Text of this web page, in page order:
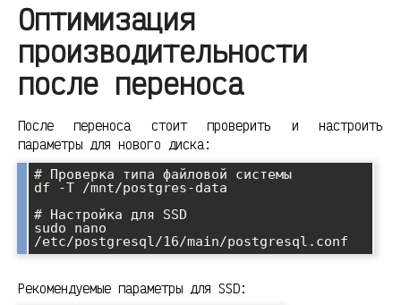
Оптимизация
производительности
после переноса
После переноса стоит проверить и настроить
параметры для нового диска:
# Проверка типа файловой системы
df -T /mnt/postgres-data
# Настройка для SSD
sudo nano
Рекомендуемые параметры для SSD: